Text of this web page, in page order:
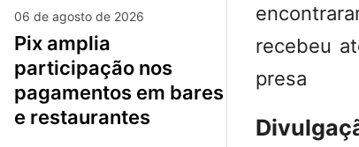
06 de agosto de 2026
pix amplia
participação nos
pagamentos em bares
e restaurantes
recebeu
presa